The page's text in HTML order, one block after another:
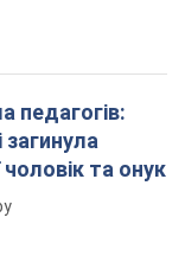
педагогів:
та онук